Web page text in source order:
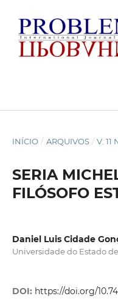
INÍCIO / ARQUIVOS / V. 11
SERIA
FILÓSOFO
Daniel Luis Cidade
Universidade do Estado
DOI: https://doi.org/